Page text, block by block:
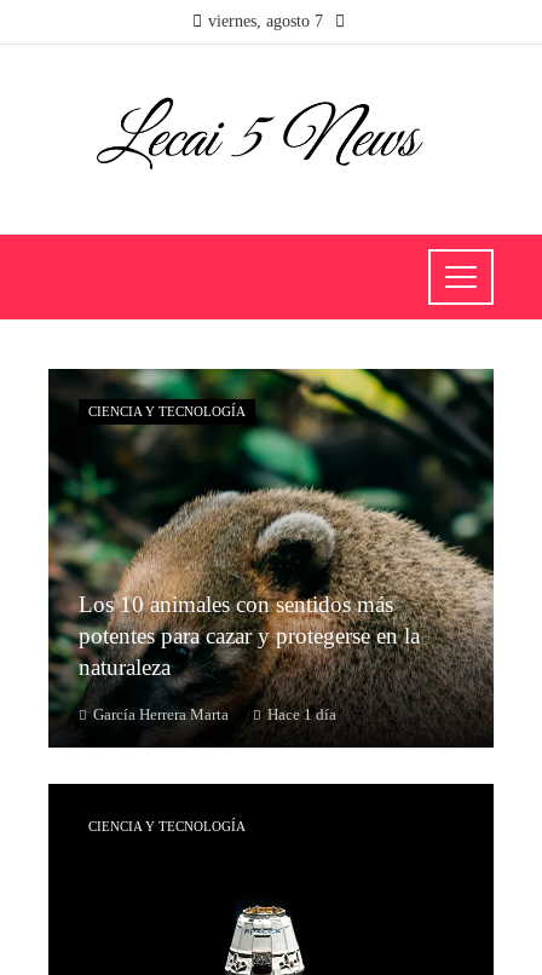
viernes, agosto 7
CIENCIA Y TECNOLOGÍA
Los 10 animales con sentidos más
potentes para cazar y protegerse en la
naturaleza
García Herrera Marta Hace 1 día
CIENCIA Y TECNOLOGÍA